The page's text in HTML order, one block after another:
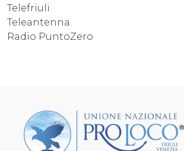
Telefriuli
Teleantenna
Radio PuntoZero